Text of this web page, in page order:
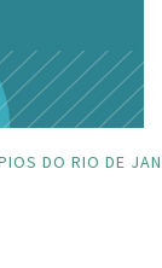
DO RIO DE